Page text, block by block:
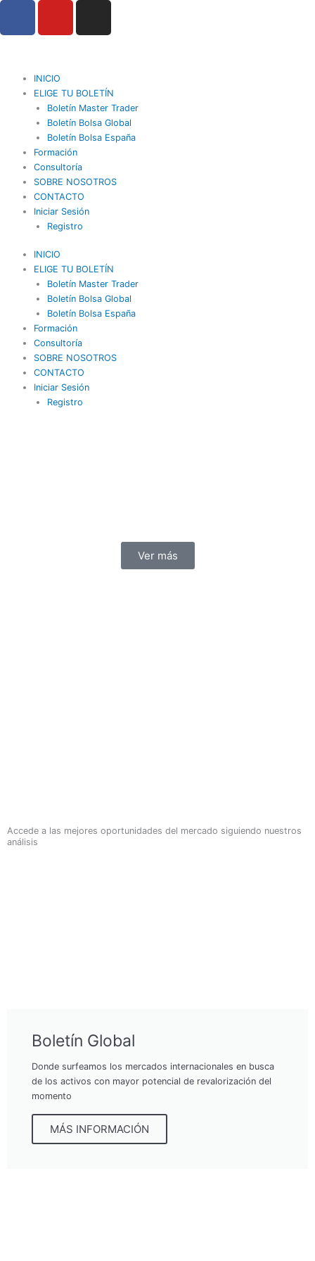
contenido
b
o
u
b
e
g
r
a
m
INICIO
ELIGE TU BOLETÍN
Boletín Master Trader
Boletín Bolsa Global
Boletín Bolsa España
Formación
Consultoría
SOBRE NOSOTROS
CONTACTO
Iniciar Sesión
Registro
INICIO
ELIGE TU BOLETÍN
Boletín Master Trader
Boletín Bolsa Global
Boletín Bolsa España
Formación
Consultoría
SOBRE NOSOTROS
CONTACTO
Iniciar Sesión
Registro
Ver más
Accede a las mejores oportunidades del mercado siguiendo nuestros
análisis
Boletín Global
Donde surfeamos los mercados internacionales en busca
de los activos con mayor potencial de revalorización del
momento
MÁS INFORMACIÓN